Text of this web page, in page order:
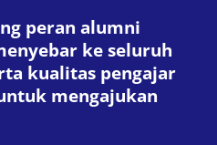
peran alumni
ke seluruh
kualitas pengajar
mengajukan